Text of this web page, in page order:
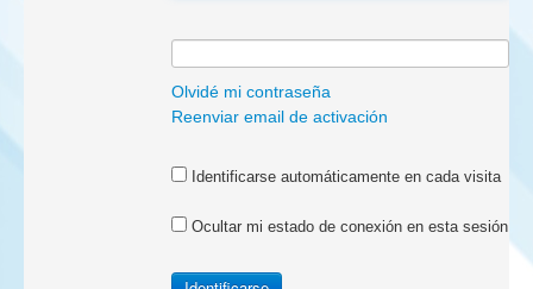
Olvidé mi contraseña
Reenviar email de activación
Identificarse automáticamente en cada visita
Ocultar mi estado de conexión en esta sesión